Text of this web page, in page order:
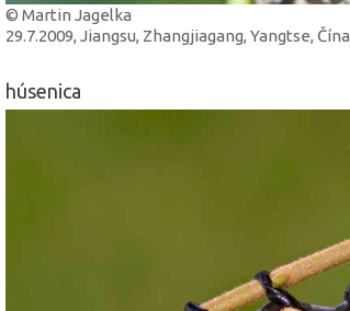
© Martin Jagelka
29.7.2009, Jiangsu, Zhangjiagang, Yangtse, Čína
húsenica